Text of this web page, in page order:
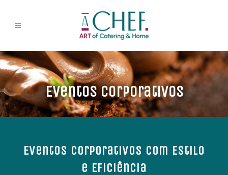
Eventos Corporativos
Eventos Corporativos com Estilo
e Eficiência